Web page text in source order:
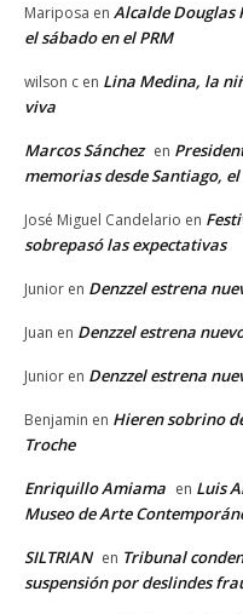
Mariposa en Alcalde Douglas
el sábado en el PRM
wilson c en Lina Medina, la
viva
Marcos Sánchez en
memorias desde Santiago, el
José Miguel Candelario en
sobrepasó las expectativas
Junior en Denzzel estrena
Juan en Denzzel estrena
Junior en Denzzel estrena
Benjamin en Hieren sobrino
Troche
Enriquillo Amiama en Luis
Museo de Arte
SILTRIAN en Tribunal
suspensión por deslindes